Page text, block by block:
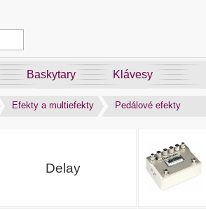
Baskytary Klávesy
Efekty a multiefekty Pedálové efekty
Delay